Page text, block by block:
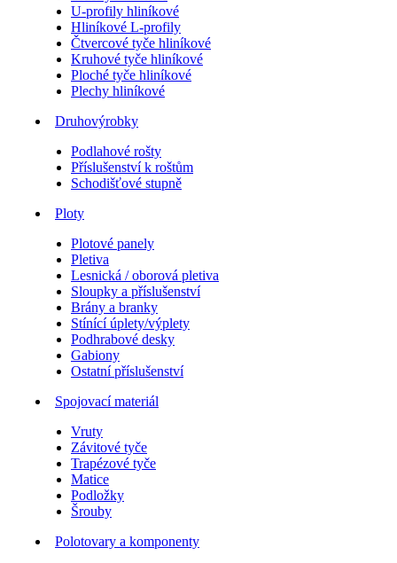
U-profily hliníkové
Hliníkové L-profily
Čtvercové tyče hliníkové
Kruhové tyče hliníkové
Ploché tyče hliníkové
Plechy hliníkové
Druhovýrobky
Podlahové rošty
Příslušenství k roštům
Schodišťové stupně
Ploty
Plotové panely
Pletiva
Lesnická / oborová pletiva
Sloupky a příslušenství
Brány a branky
Stínící úplety/výplety
Podhrabové desky
Gabiony
Ostatní příslušenství
Spojovací materiál
Vruty
Závitové tyče
Trapézové tyče
Matice
Podložky
Šrouby
Polotovary a komponenty